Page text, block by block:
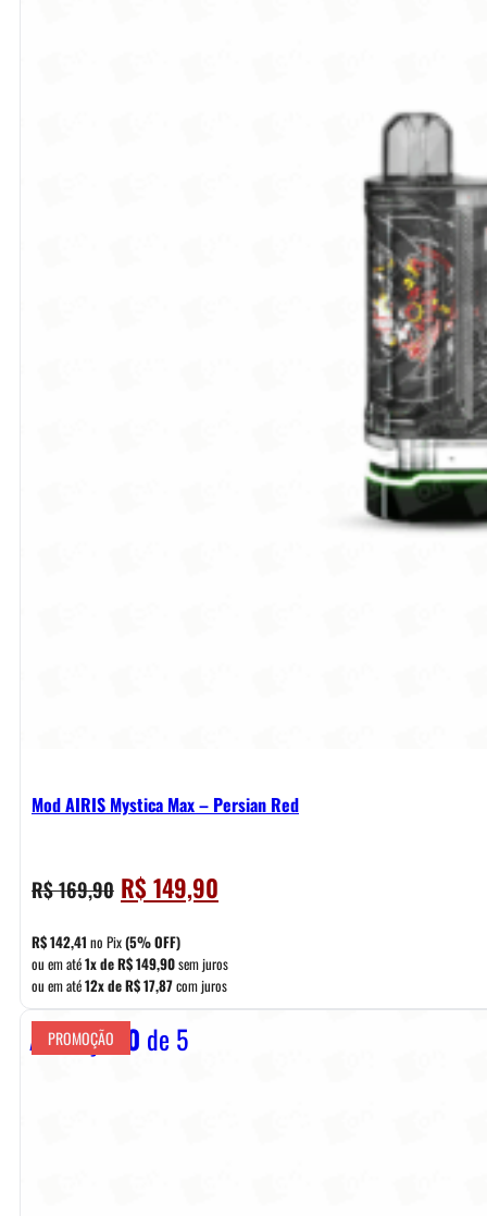
Mod AIRIS Mystica Max – Persian Red
R$169,90 O
preço
original
era:
R$ 169,90.
R$149,90
preço
é:
R$ 149,90.
R$142,41 no Pix(5% OFF)
ou em até1x deR$149,90sem juros
ou em até12x deR$17,87com juros
Avaliação 0 de 5
PROMOÇÃO